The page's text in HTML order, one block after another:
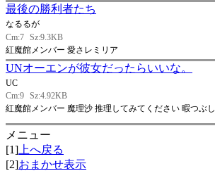
最後の勝利者たち
なるるが
Cm:7 Sz:9.3KB
紅魔館メンバー 愛さレミリア
UNオーエンが彼女だったらいいな。
UC
Cm:9 Sz:4.92KB
紅魔館メンバー 魔理沙 推理してみてください 暇つぶし
メニュー
[1] 上へ戻る
[2]おまかせ表示